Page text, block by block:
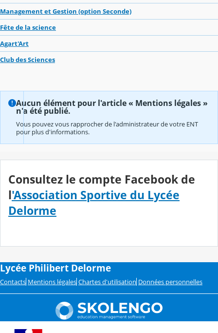
Management et Gestion (option Seconde)
Fête de la science
Agart'Art
Club des Sciences
Aucun élément pour l'article « Mentions légales »
n'a été publié.
Vous pouvez vous rapprocher de l'administrateur de votre ENT
pour plus d'informations.
Consultez le compte Facebook de
l'Association Sportive du Lycée
Delorme
Lycée Philibert Delorme
Contacts Mentions légales Chartes d'utilisation Données personnelles